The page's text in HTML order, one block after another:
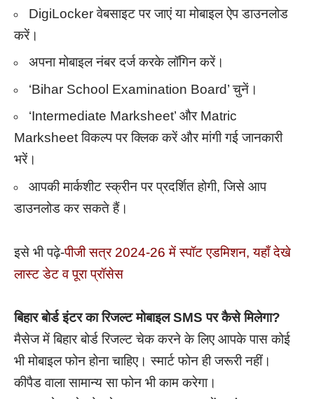
DigiLocker वेबसाइट पर जाएं या मोबाइल ऐप डाउनलोड
करें।
अपना मोबाइल नंबर दर्ज करके लॉगिन करें।
‘Bihar School Examination Board’ चुनें।
‘Intermediate Marksheet’ और Matric
Marksheet विकल्प पर क्लिक करें और मांगी गई जानकारी
भरें।
आपकी मार्कशीट स्क्रीन पर प्रदर्शित होगी, जिसे आप
डाउनलोड कर सकते हैं।
इसे भी पढ़े-पीजी सत्र 2024-26 में स्पॉट एडमिशन, यहाँ देखे
लास्ट डेट व पूरा प्रॉसेस
बिहार बोर्ड इंटर का रिजल्ट मोबाइल SMS पर कैसे मिलेगा?
मैसेज में बिहार बोर्ड रिजल्ट चेक करने के लिए आपके पास कोई
भी मोबाइल फोन होना चाहिए। स्मार्ट फोन ही जरूरी नहीं।
कीपैड वाला सामान्य सा फोन भी काम करेगा।